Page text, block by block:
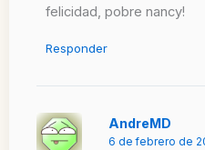
felicidad, pobre nancy!
Responder
AndreMD
6 de febrero de